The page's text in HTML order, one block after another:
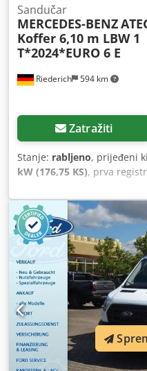
Riederich 594 km
Sandučar
MERCEDES-BENZ
Koffer 6,10 m LBW 1
T*2024*EURO 6 E
Zatražiti
Stanje: rabljeno, prijeđeni
kW (176,75 KS), prva
7.490
osovine, boja:bijela, vrsta
tovarnog prostora:36 m³,
mm, širina utovarnog
utovarnog prostora:2.380
Oprema:
ABS,
hidraulična stražnja vrata,